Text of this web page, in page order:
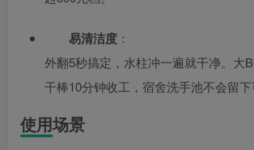
易清洁度 ：
外翻5秒搞定，水柱冲一遍就干净。大
干棒10分钟收工，宿舍洗手池不会留下
使用场景